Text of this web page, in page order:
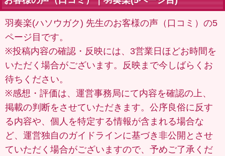
羽奏楽(ハソウガク) 先生のお客様の声（口コミ）の5
ページ目です。
※投稿内容の確認・反映には、3営業日ほどお時間を
いただく場合がございます。反映まで今しばらくお
待ちください。
※感想・評価は、運営事務局にて内容を確認の上、
掲載の判断をさせていただきます。公序良俗に反す
る内容や、個人を特定する情報が含まれる場合な
ど、運営独自のガイドラインに基づき非公開とさせ
ていただく場合がございますので、予めご了承くだ